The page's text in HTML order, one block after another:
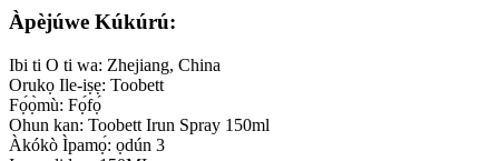
Àpèjúwe Kúkúrú:
Ibi ti O ti wa: Zhejiang, China
Orukọ Ile-iṣẹ: Toobett
Fọ́ọ̀mù: Fọ́fọ́
Ohun kan: Toobett Irun Spray 150ml
Àkókò Ìpamọ́: ọdún 3